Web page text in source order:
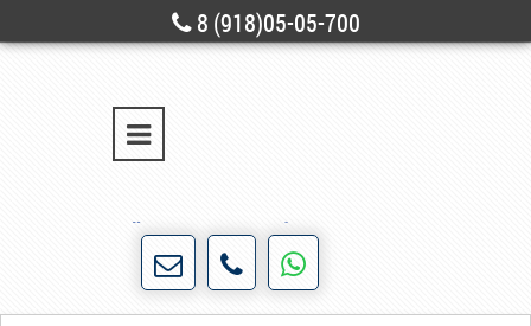
8 (918)05-05-700
г. Новороссийск ул. Свободы, д. 28
Порядочность и честность для нас не пустые